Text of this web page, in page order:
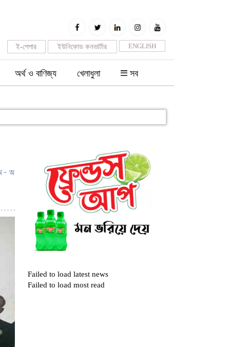
ENGLISH
ইউনিকোড কনভার্টার
ই-পেপার
অর্থ ও বাণিজ্য খেলাধুলা সব
Failed to load latest news
Failed to load most read